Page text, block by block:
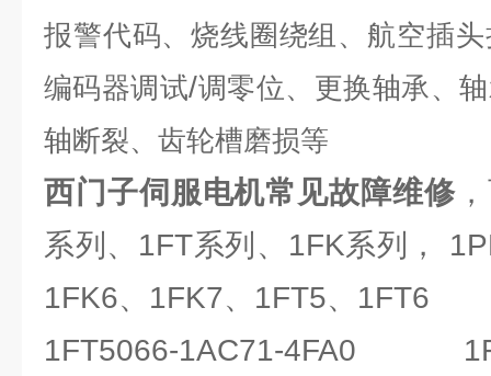
报警代码、烧线圈绕组、航空插
编码器调试/调零位、更换轴承、
轴断裂、齿轮槽磨损等
西门子伺服电机常见故障维修
系列、1FT系列、1FK系列，
1FK6、1FK7、1FT5、1FT6
1FT5066-1AC71-4FA0